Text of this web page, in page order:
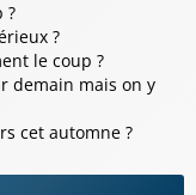
?
?
le coup ?
demain mais on y
cet automne ?